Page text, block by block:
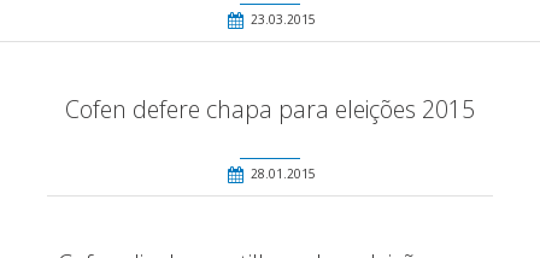
23.03.2015
Cofen defere chapa para eleições 2015
28.01.2015